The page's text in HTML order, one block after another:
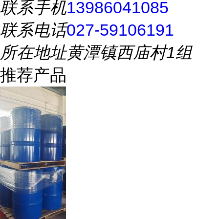
联系手机13986041085
联系电话027-59106191
所在地址黄潭镇西庙村1组
推荐产品